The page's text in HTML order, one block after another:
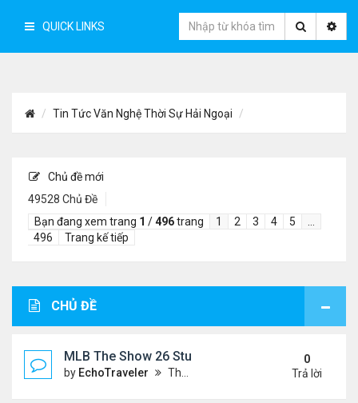
QUICK LINKS
Tin Tức Văn Nghệ Thời Sự Hải Ngoại
Chủ đề mới
49528 Chủ Đề
Bạn đang xem trang 1 /496trang 1 2 3 4 5
496
Trang kế tiếp
CHỦ ĐỀ
MLB The Show 26 Stubs Tips for Efficient
by EchoTraveler Thứ 6 Tháng 8 07, 2026 12:31 am
0
Trả lời